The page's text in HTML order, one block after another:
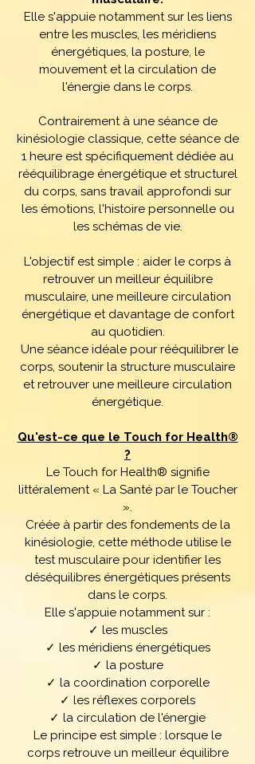
Elle s'appuie notamment sur les liens
entre les muscles, les méridiens
énergétiques, la posture, le
mouvement et la circulation de
l'énergie dans le corps.
Contrairement à une séance de
kinésiologie classique, cette séance de
1 heure est spécifiquement dédiée au
rééquilibrage énergétique et structurel
du corps, sans travail approfondi sur
les émotions, l'histoire personnelle ou
les schémas de vie.
L'objectif est simple : aider le corps à
retrouver un meilleur équilibre
musculaire, une meilleure circulation
énergétique et davantage de confort
au quotidien.
Une séance idéale pour rééquilibrer le
corps, soutenir la structure musculaire
et retrouver une meilleure circulation
énergétique.
Qu'est-ce que le Touch for Health®
?
Le Touch for Health® signifie
littéralement « La Santé par le Toucher
».
Créée à partir des fondements de la
kinésiologie, cette méthode utilise le
test musculaire pour identifier les
déséquilibres énergétiques présents
dans le corps.
Elle s'appuie notamment sur :
✓ les muscles
✓ les méridiens énergétiques
✓ la posture
✓ la coordination corporelle
✓ les réflexes corporels
✓ la circulation de l'énergie
Le principe est simple : lorsque le
corps retrouve un meilleur équilibre